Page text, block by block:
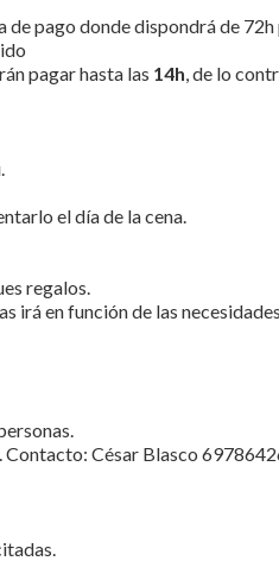
pago donde dispondrá de
pagar hasta las 14h, de lo
el día de la cena.
regalos.
irá en función de las
César Blasco